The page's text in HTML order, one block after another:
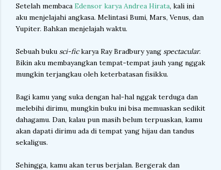
Setelah membaca Edensor karya Andrea Hirata, kali ini
aku menjelajahi angkasa. Melintasi Bumi, Mars, Venus, dan
Yupiter. Bahkan menjelajah waktu.
Sebuah buku sci-fickarya Ray Bradbury yang spectacular.
Bikin aku membayangkan tempat-tempat jauh yang nggak
mungkin terjangkau oleh keterbatasan fisikku.
Bagi kamu yang suka dengan hal-hal nggak terduga dan
melebihi dirimu, mungkin buku ini bisa memuaskan sedikit
dahagamu. Dan, kalau pun masih belum terpuaskan, kamu
akan dapati dirimu ada di tempat yang hijau dan tandus
sekaligus.
Sehingga, kamu akan terus berjalan. Bergerak dan